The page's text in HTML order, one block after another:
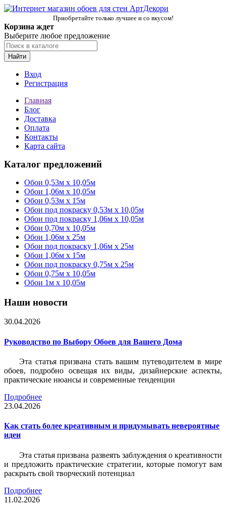
Приобретайте только лучшее и со вкусом!
Корзина ждет
Выберите любое предложение
Найти
Вход
Регистрация
Главная
Блог
Доставка
Оплата
Контакты
Карта сайта
Каталог предложений
Обои 0,53м x 10,05м
Обои 1,06м х 10,05м
Обои 0,53м x 15м
Обои под покраску 0,53м x 10,05м
Обои под покраску 1,06м х 10,05м
Обои 0,70м x 10,05м
Обои 1,06м x 25м
Обои под покраску 1,06м x 25м
Обои 1,06м x 15м
Обои под покраску 0,75м x 25м
Обои 0,75м x 10,05м
Обои 1м х 10,05м
Наши новости
30.04.2026
Руководство по Выбору Обоев для Вашего Дома
Эта статья призвана стать вашим путеводителем в мире
обоев, подробно освещая их виды, дизайнерские аспекты,
практические нюансы и современные тенденции
Подробнее
23.04.2026
Как стать более креативным и придумывать невероятные
идеи
Эта статья призвана развеять заблуждения о креативности
и предложить практические стратегии, которые помогут вам
раскрыть свой творческий потенциал
Подробнее
11.02.2026